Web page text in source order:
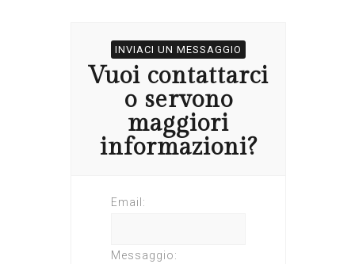
INVIACI UN MESSAGGIO
Vuoi contattarci
o servono
maggiori
informazioni?
Email:
Messaggio: